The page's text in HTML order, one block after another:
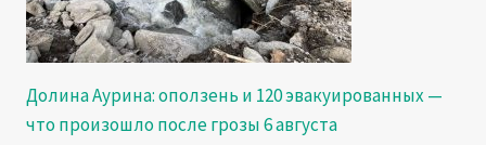
Долина Аурина: оползень и 120 эвакуированных —
что произошло после грозы 6 августа